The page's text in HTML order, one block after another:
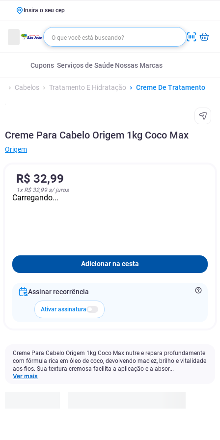
Insira o seu cep
Cupons Serviços de Saúde Nossas Marcas
Cabelos Tratamento E Hidratação Creme De Tratamento
Creme Para Cabelo Origem 1kg Coco Max
Origem
R$ 32,99
1x R$ 32,99s/ juros
Carregando...
Adicionar na cesta
Assinar recorrência
Ativar assinatura
Creme Para Cabelo Origem 1kg Coco Max nutre e repara profundamente
com fórmula rica em óleo de coco, devolvendo maciez, brilho e vitalidade
aos fios. Sua textura cremosa facilita a aplicação e a absor...
Ver mais